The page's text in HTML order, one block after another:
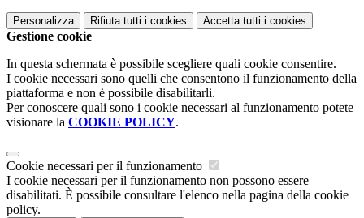
Personalizza Rifiuta tutti i cookies Accetta tutti i cookies
Gestione cookie
In questa schermata è possibile scegliere quali cookie consentire.
I cookie necessari sono quelli che consentono il funzionamento della
piattaforma e non è possibile disabilitarli.
Per conoscere quali sono i cookie necessari al funzionamento potete
visionare la COOKIE POLICY.
Cookie necessari per il funzionamento
I cookie necessari per il funzionamento non possono essere
disabilitati. È possibile consultare l'elenco nella pagina della cookie
policy.